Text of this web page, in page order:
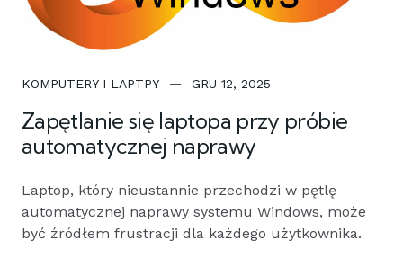
KOMPUTERY I LAPTPY GRU 12, 2025
Zapętlanie się laptopa przy próbie
automatycznej naprawy
Laptop, który nieustannie przechodzi w pętlę
automatycznej naprawy systemu Windows, może
być źródłem frustracji dla każdego użytkownika.